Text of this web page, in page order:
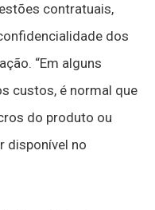
contratuais,
dos
“Em alguns
custos, é normal que
do produto ou
disponível no